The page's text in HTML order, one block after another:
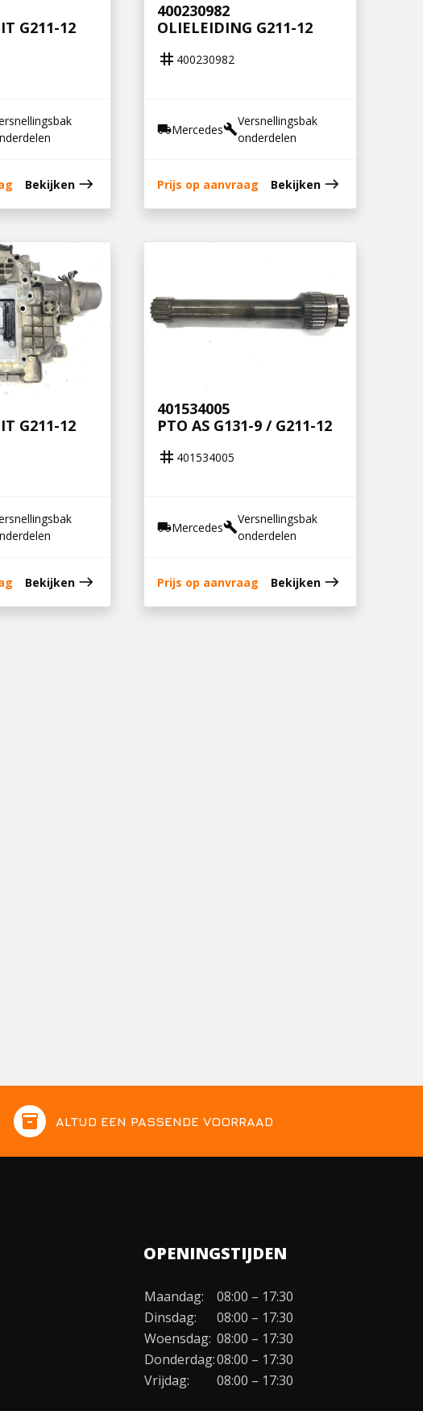
G211-12
Bekijken east
400230982
OLIELEIDING G211-12
tag 400230982
local_shippingMercedesbuild
Versnellingsbak
onderdelen
Prijs op aanvraag Bekijken east
G211-12
Bekijken east
401534005
PTO AS G131-9 / G211-12
tag 401534005
local_shippingMercedesbuild
Versnellingsbak
onderdelen
Prijs op aanvraag Bekijken east
inventory ALTIJD EEN PASSENDE VOORRAAD
OPENINGSTIJDEN
Maandag:
08:00 – 17:30
Dinsdag:
08:00 – 17:30
Woensdag: 08:00 – 17:30
Donderdag:08:00 – 17:30
Vrijdag:
08:00 – 17:30